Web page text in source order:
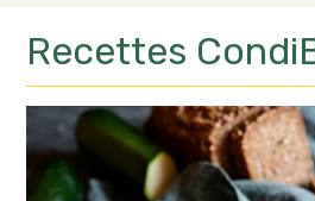
Recettes